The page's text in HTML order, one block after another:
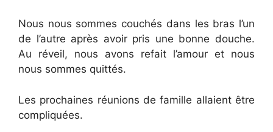
Nous nous sommes couchés dans les bras l’un
de l’autre après avoir pris une bonne douche.
Au réveil, nous avons refait l’amour et nous
nous sommes quittés.
Les prochaines réunions de famille allaient être
compliquées.